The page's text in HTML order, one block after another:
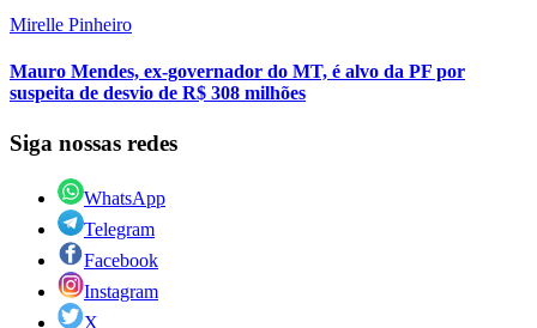
Mirelle Pinheiro
Mauro Mendes, ex-governador do MT, é alvo da PF por
suspeita de desvio de R$ 308 milhões
Siga nossas redes
WhatsApp
Telegram
Facebook
Instagram
X